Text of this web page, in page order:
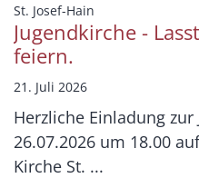
St. Josef-Hain
Jugendkirche -
feiern.
21. Juli 2026
Herzliche Einladung
26.07.2026 um 18.00
Kirche St. ...